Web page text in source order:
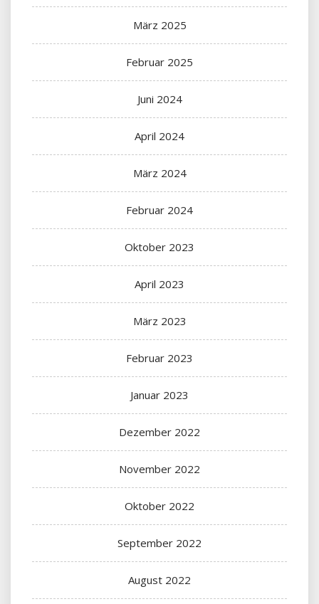
März 2025
Februar 2025
Juni 2024
April 2024
März 2024
Februar 2024
Oktober 2023
April 2023
März 2023
Februar 2023
Januar 2023
Dezember 2022
November 2022
Oktober 2022
September 2022
August 2022